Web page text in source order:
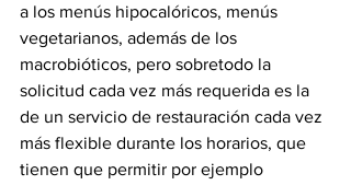
a los menús hipocalóricos, menús
vegetarianos, además de los
macrobióticos, pero sobretodo la
solicitud cada vez más requerida es la
de un servicio de restauración cada vez
más flexible durante los horarios, que
tienen que permitir por ejemplo